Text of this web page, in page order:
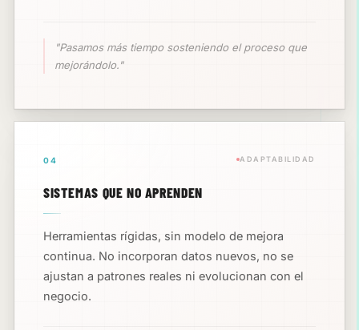
"Pasamos más tiempo sosteniendo el proceso que
mejorándolo."
04 ADAPTABILIDAD
SISTEMAS QUE NO APRENDEN
Herramientas rígidas, sin modelo de mejora
continua. No incorporan datos nuevos, no se
ajustan a patrones reales ni evolucionan con el
negocio.